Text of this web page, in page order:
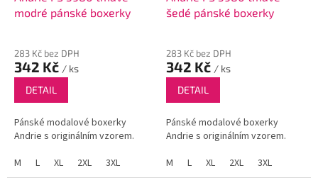
modré pánské boxerky
283 Kč bez DPH
342 Kč / ks
DETAIL
Pánské modalové boxerky
Andrie s originálním vzorem.
M
L XL 2XL 3XL
šedé pánské boxerky
283 Kč bez DPH
342 Kč / ks
DETAIL
Pánské modalové boxerky
Andrie s originálním vzorem.
M
L XL 2XL 3XL